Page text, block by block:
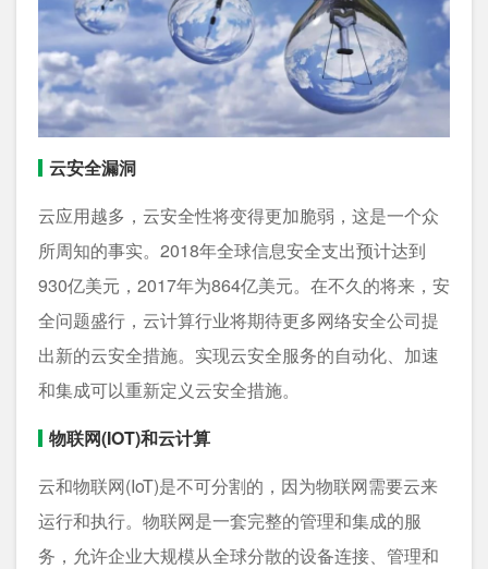
云安全漏洞
云应用越多，云安全性将变得更加脆弱，这是一个众
所周知的事实。2018年全球信息安全支出预计达到
930亿美元，2017年为864亿美元。在不久的将来，安
全问题盛行，云计算行业将期待更多网络安全公司提
出新的云安全措施。实现云安全服务的自动化、加速
和集成可以重新定义云安全措施。
物联网(IOT)和云计算
云和物联网(IoT)是不可分割的，因为物联网需要云来
运行和执行。物联网是一套完整的管理和集成的服
务，允许企业大规模从全球分散的设备连接、管理和